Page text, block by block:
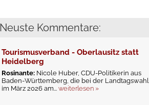
Neuste Kommentare:
Tourismusverband - Oberlausitz statt
Heidelberg
Rosinante: Nicole Huber, CDU-Politikerin aus
Baden-Württemberg, die bei der Landtagswahl
im März 2026 am...weiterlesen »